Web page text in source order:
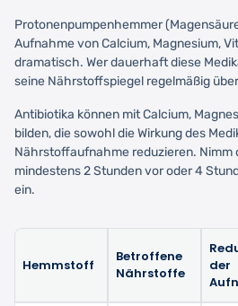
Protonenpumpenhemmer
Aufnahme von Calcium, Magnesium,
dramatisch. Wer dauerhaft diese
seine Nährstoffspiegel regelmäßig
Antibiotika können mit Calcium,
bilden, die sowohl die Wirkung des
Nährstoffaufnahme reduzieren. Nimm
mindestens 2 Stunden vor oder 4
ein.
Hemmstoff
Betroffene
Nährstoffe
der